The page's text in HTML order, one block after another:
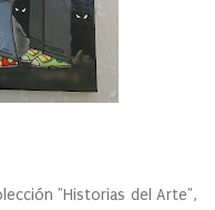
"Historias del Arte",